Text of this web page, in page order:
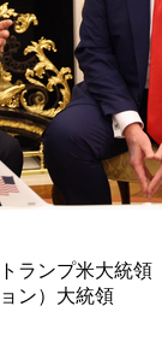
ランプ米大統領
ョン）大統領